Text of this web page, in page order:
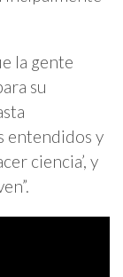
la gente
su
entendidos y
ciencia’, y